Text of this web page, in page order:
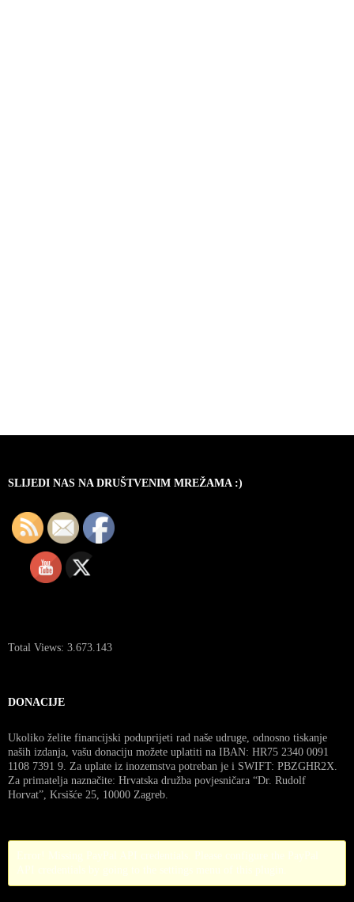
SLIJEDI NAS NA DRUŠTVENIM MREŽAMA :)
Total Views: 3.673.143
DONACIJE
Ukoliko želite financijski poduprijeti rad naše udruge, odnosno tiskanje
naših izdanja, vašu donaciju možete uplatiti na IBAN: HR75 2340 0091
1108 7391 9. Za uplate iz inozemstva potreban je i SWIFT: PBZGHR2X.
Za primatelja naznačite: Hrvatska družba povjesničara “Dr. Rudolf
Horvat”, Krsišće 25, 10000 Zagreb.